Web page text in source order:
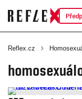
Reflex.cz